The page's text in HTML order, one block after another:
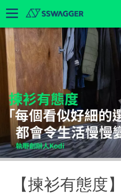
【揀衫有態度